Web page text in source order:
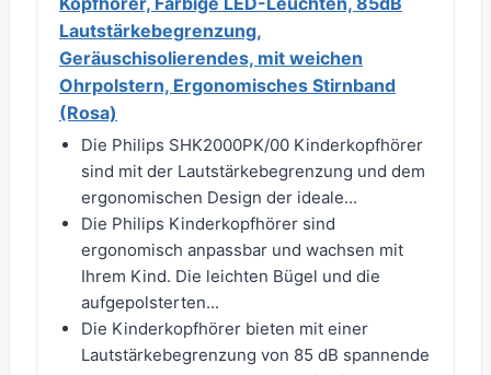
Lautstärkebegrenzung,
Geräuschisolierendes, mit weichen
Ohrpolstern, Ergonomisches Stirnband
(Rosa)
Die Philips SHK2000PK/00 Kinderkopfhörer
sind mit der Lautstärkebegrenzung und dem
ergonomischen Design der ideale...
Die Philips Kinderkopfhörer sind
ergonomisch anpassbar und wachsen mit
Ihrem Kind. Die leichten Bügel und die
aufgepolsterten...
Die Kinderkopfhörer bieten mit einer
Lautstärkebegrenzung von 85 dB spannende